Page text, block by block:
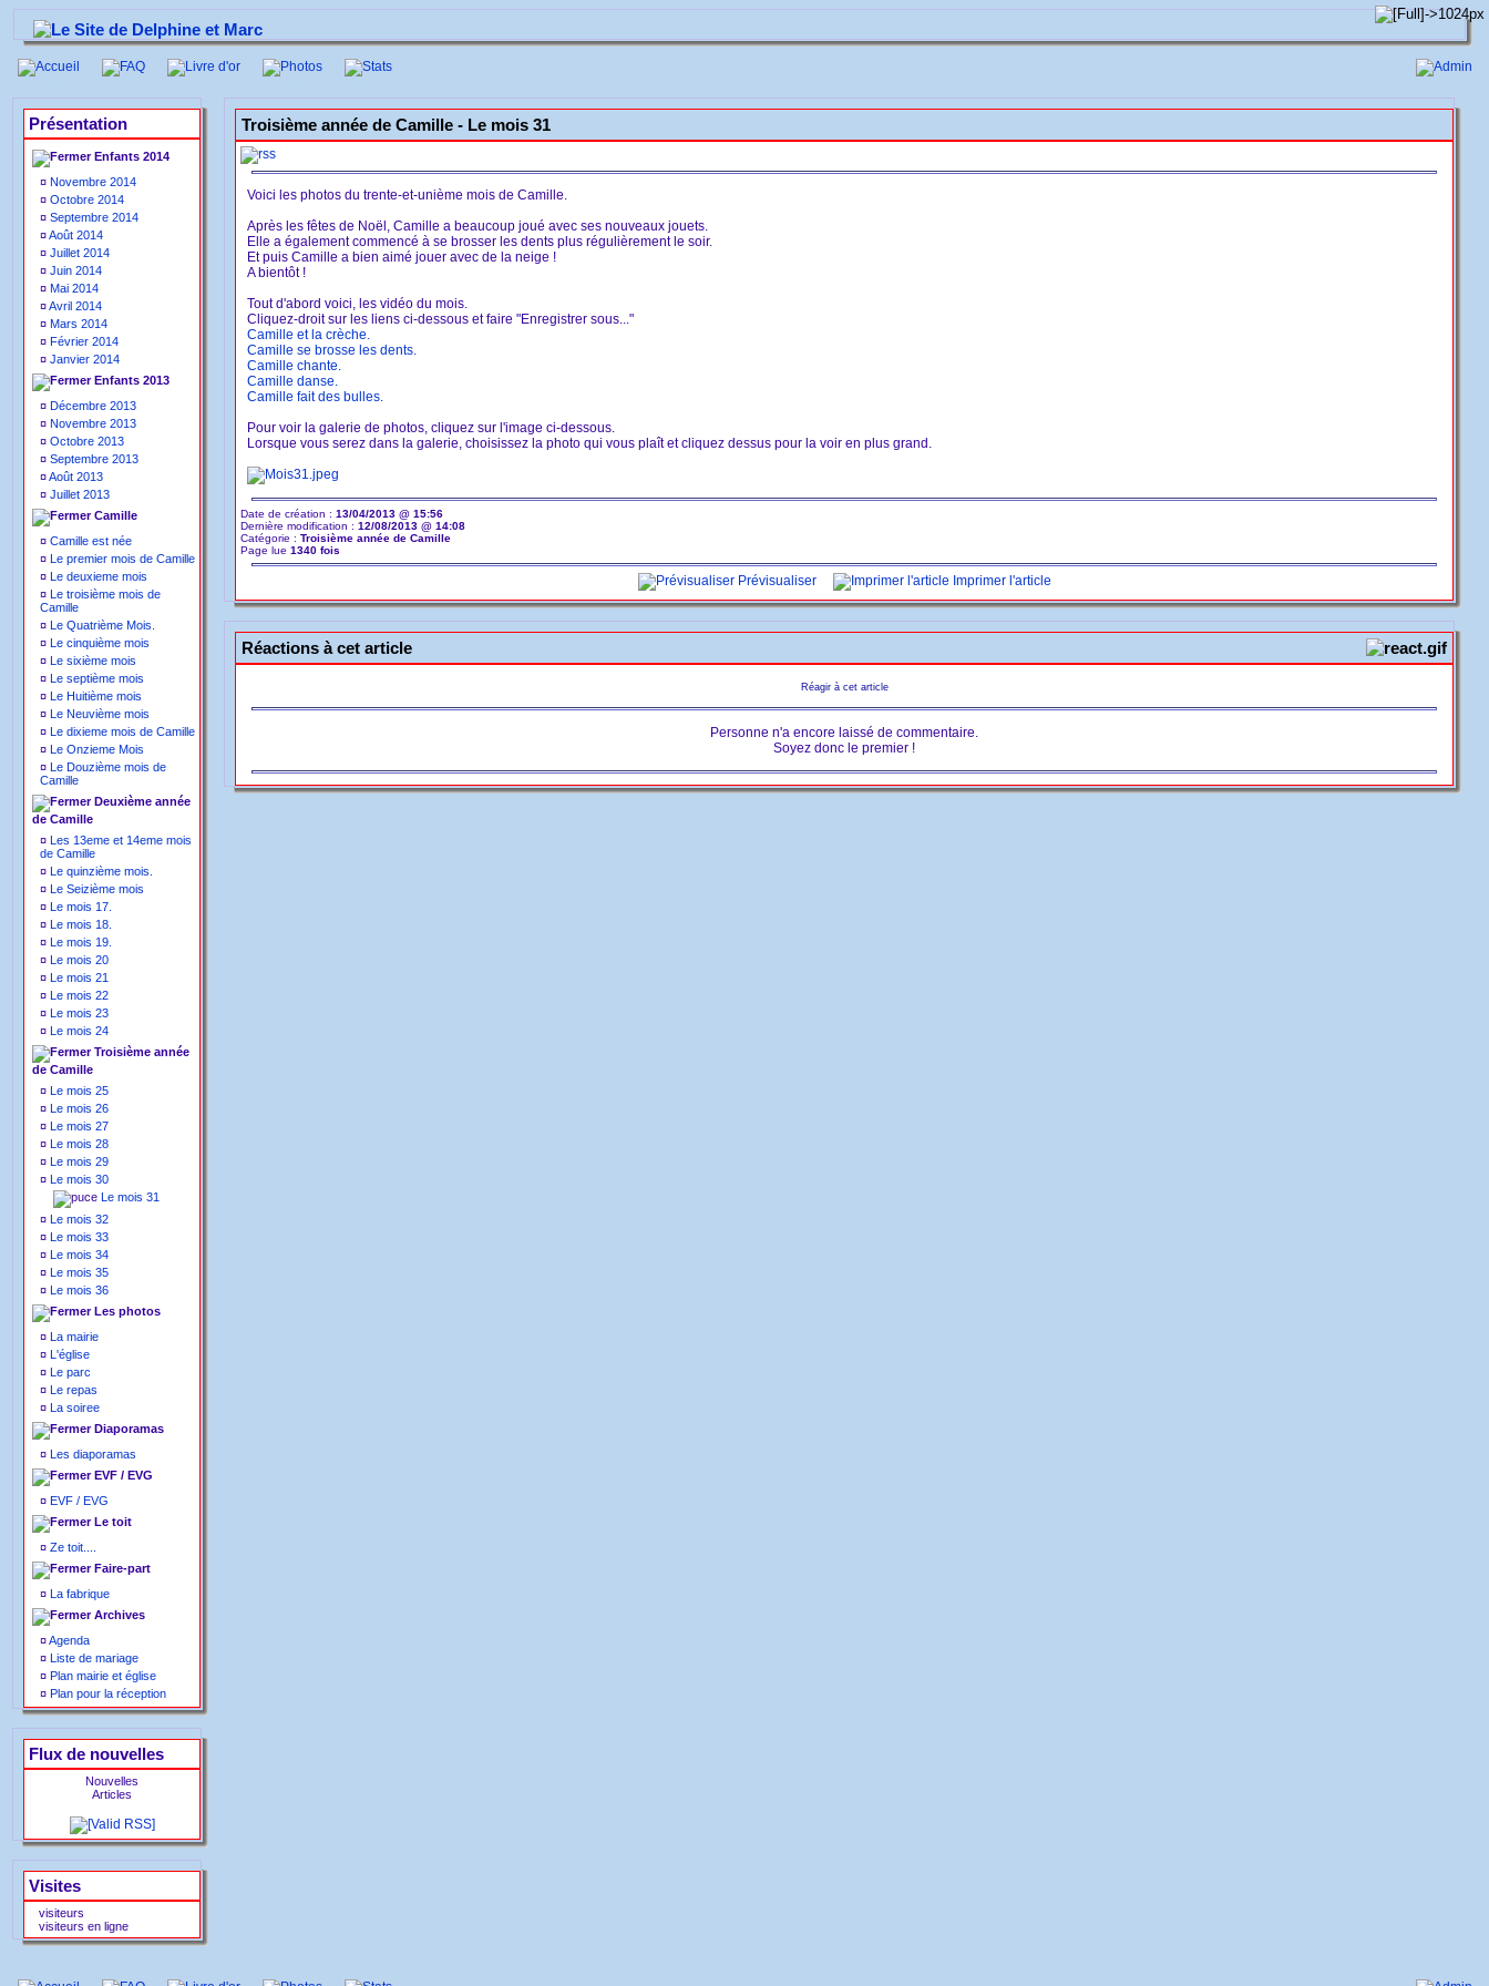
Présentation
Enfants 2014
¤ Novembre 2014
¤ Octobre 2014
¤ Septembre 2014
¤Août 2014
¤ Juillet 2014
¤ Juin 2014
¤ Mai 2014
¤Avril 2014
¤ Mars 2014
¤ Février 2014
¤ Janvier 2014
Enfants 2013
¤ Décembre 2013
¤ Novembre 2013
¤ Octobre 2013
¤ Septembre 2013
¤Août 2013
¤ Juillet 2013
Camille
¤ Camille est née
¤ Le premier mois de Camille
¤ Le deuxieme mois
¤ Le troisième mois de
Camille
¤ Le Quatrième Mois.
¤ Le cinquième mois
¤ Le sixième mois
¤ Le septième mois
¤ Le Huitième mois
¤ Le Neuvième mois
¤ Le dixieme mois de Camille
¤ Le Onzieme Mois
¤ Le Douzième mois de
Camille
Deuxième année
de Camille
¤ Les 13eme et 14eme mois
de Camille
¤ Le quinzième mois.
¤ Le Seizième mois
¤ Le mois 17.
¤ Le mois 18.
¤ Le mois 19.
¤ Le mois 20
¤ Le mois 21
¤ Le mois 22
¤ Le mois 23
¤ Le mois 24
Troisième année
de Camille
¤ Le mois 25
¤ Le mois 26
¤ Le mois 27
¤ Le mois 28
¤ Le mois 29
¤ Le mois 30
Le mois 31
¤ Le mois 32
¤ Le mois 33
¤ Le mois 34
¤ Le mois 35
¤ Le mois 36
Les photos
¤ La mairie
¤ L'église
¤ Le parc
¤ Le repas
¤ La soiree
Diaporamas
¤ Les diaporamas
EVF / EVG
¤ EVF / EVG
Le toit
¤ Ze toit....
Faire-part
¤ La fabrique
Archives
¤Agenda
¤ Liste de mariage
¤ Plan mairie et église
¤ Plan pour la réception
Flux de nouvelles
Nouvelles
Articles
Visites
visiteurs
visiteurs en ligne
Troisième année de Camille - Le mois 31
Voici les photos du trente-et-unième mois de Camille.
Après les fêtes de Noël, Camille a beaucoup joué avec ses nouveaux jouets.
Elle a également commencé à se brosser les dents plus régulièrement le soir.
Et puis Camille a bien aimé jouer avec de la neige !
A bientôt !
Tout d'abord voici, les vidéo du mois.
Cliquez-droit sur les liens ci-dessous et faire "Enregistrer sous..."
Camille et la crèche.
Camille se brosse les dents.
Camille chante.
Camille danse.
Camille fait des bulles.
Pour voir la galerie de photos, cliquez sur l'image ci-dessous.
Lorsque vous serez dans la galerie, choisissez la photo qui vous plaît et cliquez dessus pour la voir en plus grand.
Date de création : 13/04/2013 @ 15:56
Dernière modification : 12/08/2013 @ 14:08
Catégorie : Troisième année de Camille
Page lue 1340 fois
Prévisualiser Imprimer l'article
Réactions à cet article
Réagir à cet article
Personne n'a encore laissé de commentaire.
Soyez donc le premier !